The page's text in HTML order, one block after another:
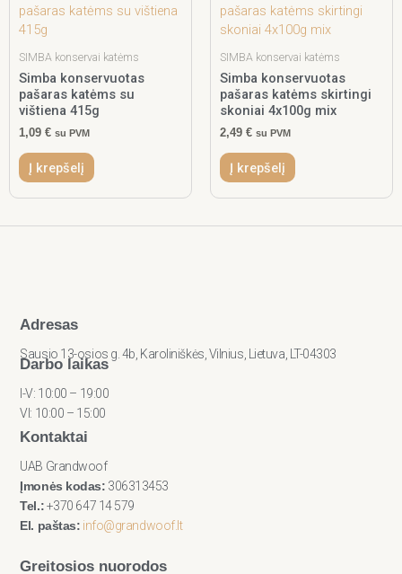
SIMBA konservai katėms
Simba konservuotas
pašaras katėms su
vištiena 415g
1,09 € su PVM
Į krepšelį
SIMBA konservai katėms
Simba konservuotas
pašaras katėms skirtingi
skoniai 4x100g mix
2,49 € su PVM
Į krepšelį
Adresas
Sausio 13-osios g. 4b, Karoliniškės, Vilnius, Lietuva, LT-04303
Darbo laikas
I-V: 10:00 – 19:00
VI: 10:00 – 15:00
Kontaktai
UAB Grandwoof
Įmonės kodas: 306313453
Tel.:+370 647 14 579
El. paštas: info@grandwoof.lt
Greitosios nuorodos